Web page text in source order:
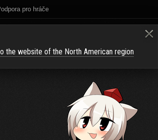
pro hráče
NAVERBOVAT NOVÉ ČLENY
the website of the North American region